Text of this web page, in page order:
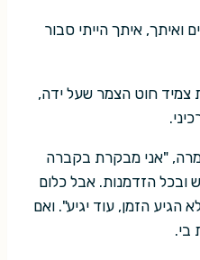
ואיתך, איתך הייתי סבור
צמיד חוט הצמר שעל ידה,
"אני מבקרת בקברה
הזדמנות. אבל כלום
הגיע הזמן, עוד יגיע". ואם
בי.